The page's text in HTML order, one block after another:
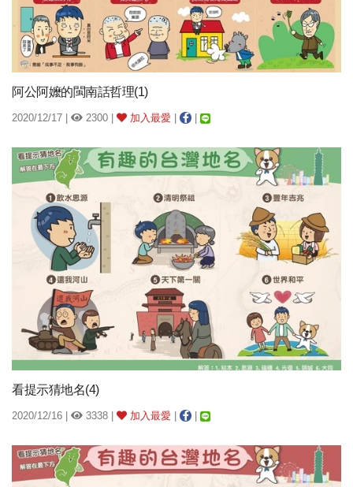
阿公阿嬤的閩南話哲理(1)
2020/12/17 | 2300 | 加入最愛
看提示猜地名(4)
2020/12/16 | 3338 | 加入最愛 | |